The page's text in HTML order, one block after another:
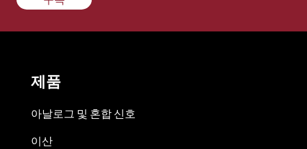
제품
아날로그 및 혼합 신호
이산